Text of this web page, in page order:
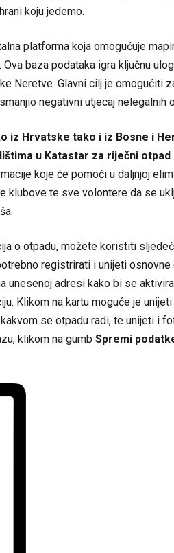
koju jedemo.
platforma koja omogućuje
baza podataka igra ključnu
Neretve. Glavni cilj je omogućiti
negativni utjecaj nelegalnih
iz Hrvatske tako i iz Bosne i
u Katastar za riječni otpad
koje će pomoći u daljnjoj
klubove te sve volontere da se
o otpadu, možete koristiti
registrirati i unijeti
unesenoj adresi kako bi se
Klikom na kartu moguće je
se otpadu radi, te unijeti i
klikom na gumb Spremi